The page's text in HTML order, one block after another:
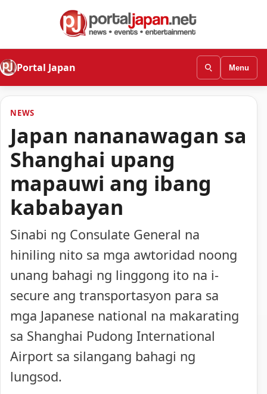
Portal Japan Menu
NEWS
Japan nananawagan sa
Shanghai upang
mapauwi ang ibang
kababayan
Sinabi ng Consulate General na
hiniling nito sa mga awtoridad noong
unang bahagi ng linggong ito na i-
secure ang transportasyon para sa
mga Japanese national na makarating
sa Shanghai Pudong International
Airport sa silangang bahagi ng
lungsod.